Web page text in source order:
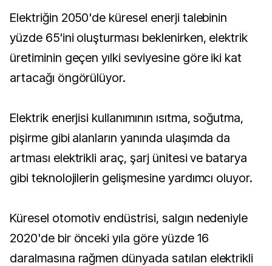
Elektriğin 2050'de küresel enerji talebinin
yüzde 65'ini oluşturması beklenirken, elektrik
üretiminin geçen yılki seviyesine göre iki kat
artacağı öngörülüyor.
Elektrik enerjisi kullanımının ısıtma, soğutma,
pişirme gibi alanların yanında ulaşımda da
artması elektrikli araç, şarj ünitesi ve batarya
gibi teknolojilerin gelişmesine yardımcı oluyor.
Küresel otomotiv endüstrisi, salgın nedeniyle
2020'de bir önceki yıla göre yüzde 16
daralmasına rağmen dünyada satılan elektrikli